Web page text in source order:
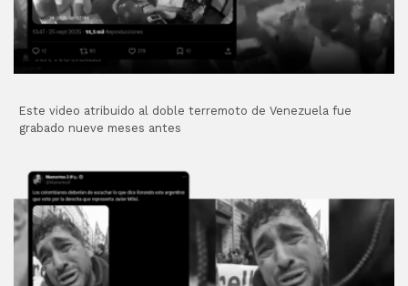
Este video atribuido al doble terremoto de Venezuela fue
grabado nueve meses antes